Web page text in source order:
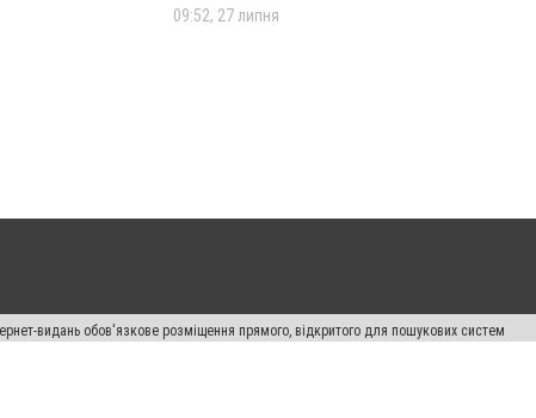
09:52, 27 липня
видань обов'язкове розміщення прямого, відкритого для пошукових систем